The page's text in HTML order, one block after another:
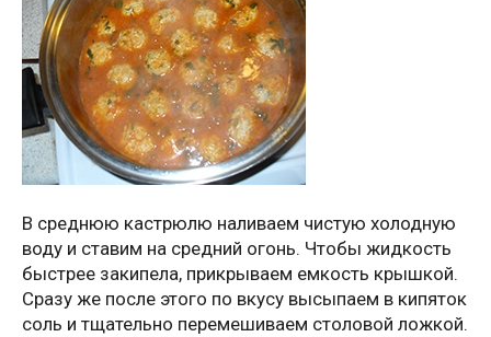
В среднюю кастрюлю наливаем чистую холодную
воду и ставим на средний огонь. Чтобы жидкость
быстрее закипела, прикрываем емкость крышкой.
Сразу же после этого по вкусу высыпаем в кипяток
соль и тщательно перемешиваем столовой ложкой.